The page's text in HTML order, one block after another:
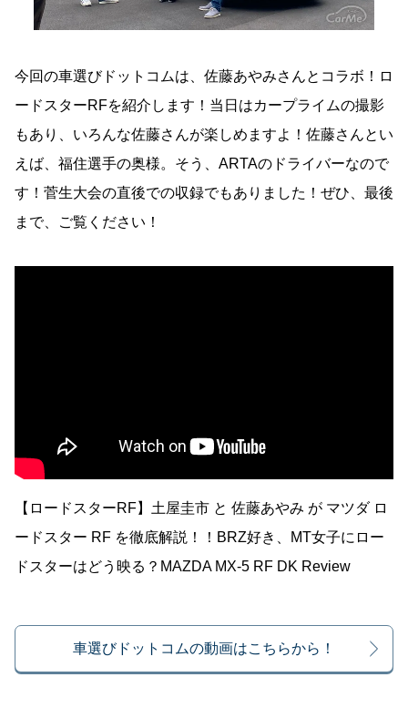
今回の車選びドットコムは、佐藤あやみさんとコラボ！ロ
ードスターRFを紹介します！当日はカープライムの撮影
もあり、いろんな佐藤さんが楽しめますよ！佐藤さんとい
えば、福住選手の奥様。そう、ARTAのドライバーなので
す！菅生大会の直後での収録でもありました！ぜひ、最後
まで、ご覧ください！
【ロードスターRF】土屋圭市 と 佐藤あやみ が マツダ ロ
ードスター RF を徹底解説！！BRZ好き、MT女子にロー
ドスターはどう映る？MAZDA MX-5 RF DK Review
車選びドットコムの動画はこちらから！